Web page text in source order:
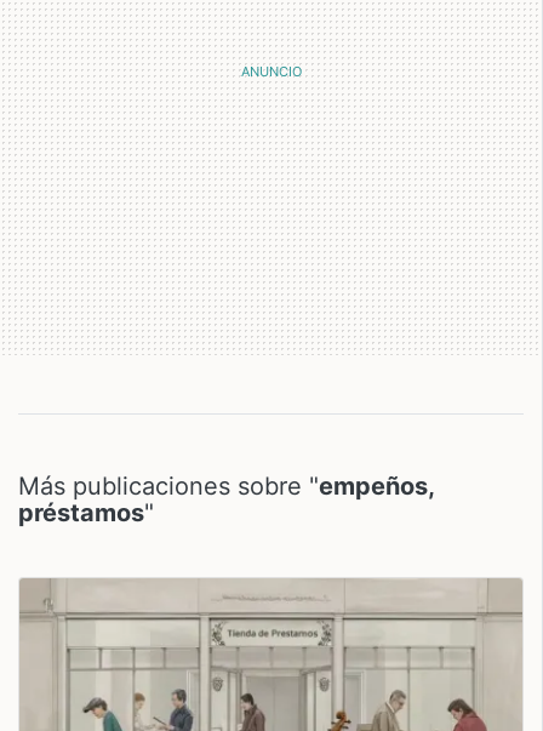
Más publicaciones sobre "empeños,
préstamos"